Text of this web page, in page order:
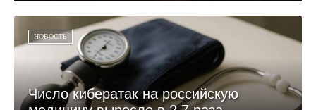
НОВОСТЬ
Число кибератак на российскую